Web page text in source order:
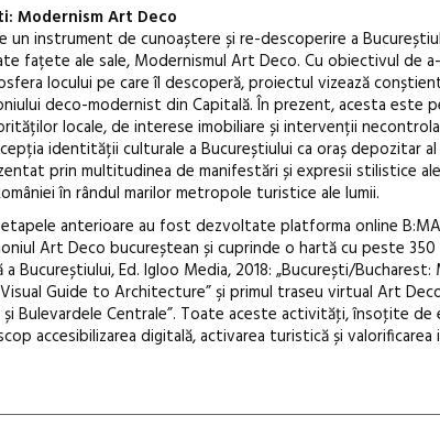
Modernism Art Deco
instrument de cunoaștere și re-descoperire a
fațete ale sale, Modernismul Art Deco. Cu obiectivul de
locului pe care îl descoperă, proiectul vizează
deco-modernist din Capitală. În prezent, acesta este
locale, de interese imobiliare și intervenții
identității culturale a Bucureștiului ca oraș depozitar
prin multitudinea de manifestări și expresii stilistice
în rândul marilor metropole turistice ale lumii.
anterioare au fost dezvoltate platforma online
Art Deco bucureștean și cuprinde o hartă cu peste
Bucureștiului, Ed. Igloo Media, 2018: „București/
Guide to Architecture” şi primul traseu virtual Art
Bulevardele Centrale”. Toate aceste activităţi, însoţite
accesibilizarea digitală, activarea turistică și